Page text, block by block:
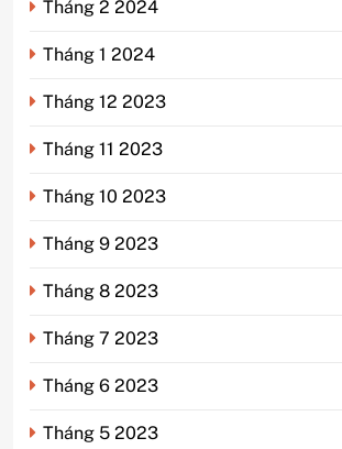
Tháng 2 2024
Tháng 1 2024
Tháng 12 2023
Tháng 11 2023
Tháng 10 2023
Tháng 9 2023
Tháng 8 2023
Tháng 7 2023
Tháng 6 2023
Tháng 5 2023